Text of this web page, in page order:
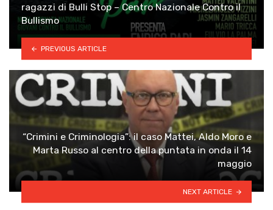
ragazzi di Bulli Stop – Centro Nazionale Contro il
Bullismo
PREVIOUS ARTICLE
“Crimini e Criminologia”: il caso Mattei, Aldo Moro e
Marta Russo al centro della puntata in onda il 14
maggio
NEXT ARTICLE